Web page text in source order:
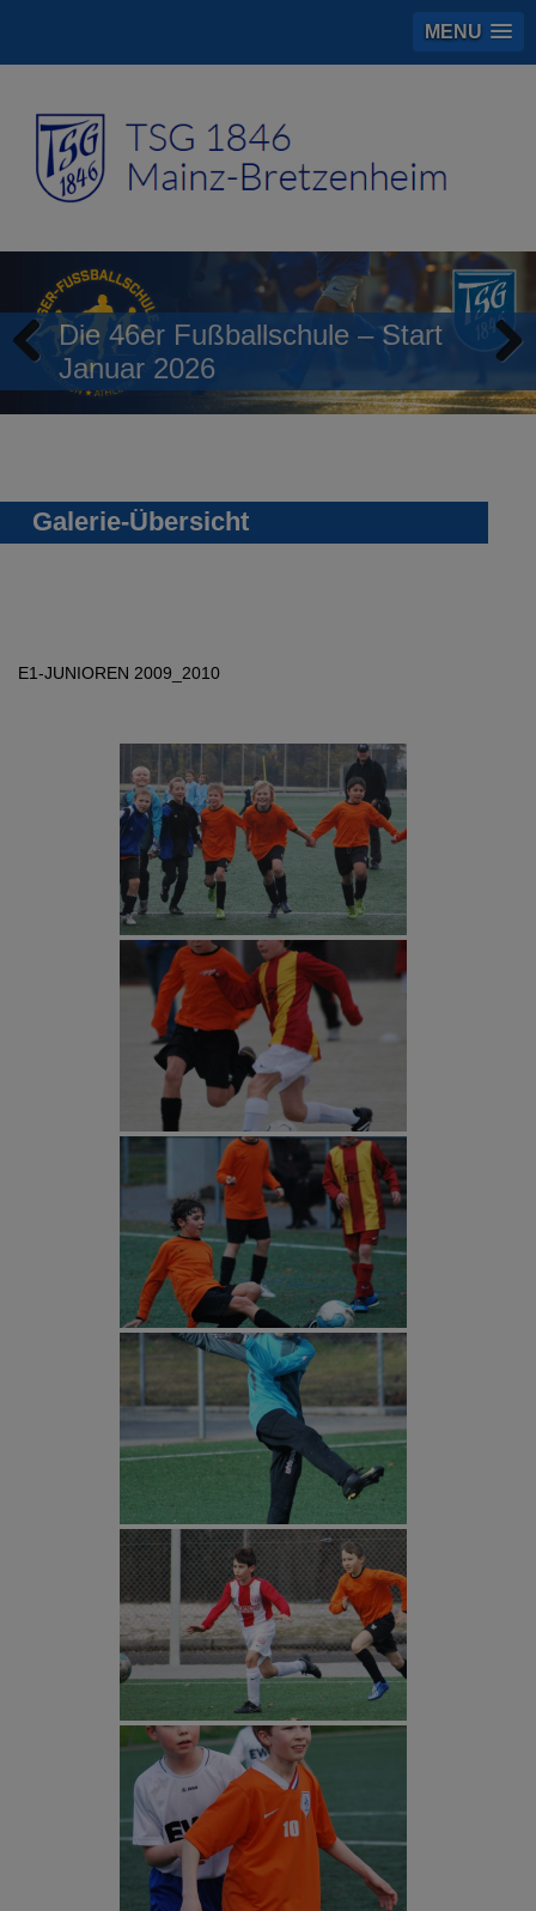
MENU
Die 46er Fußballschule – Start
Januar 2026
Previous
Galerie-Übersicht
E1-JUNIOREN 2009_2010